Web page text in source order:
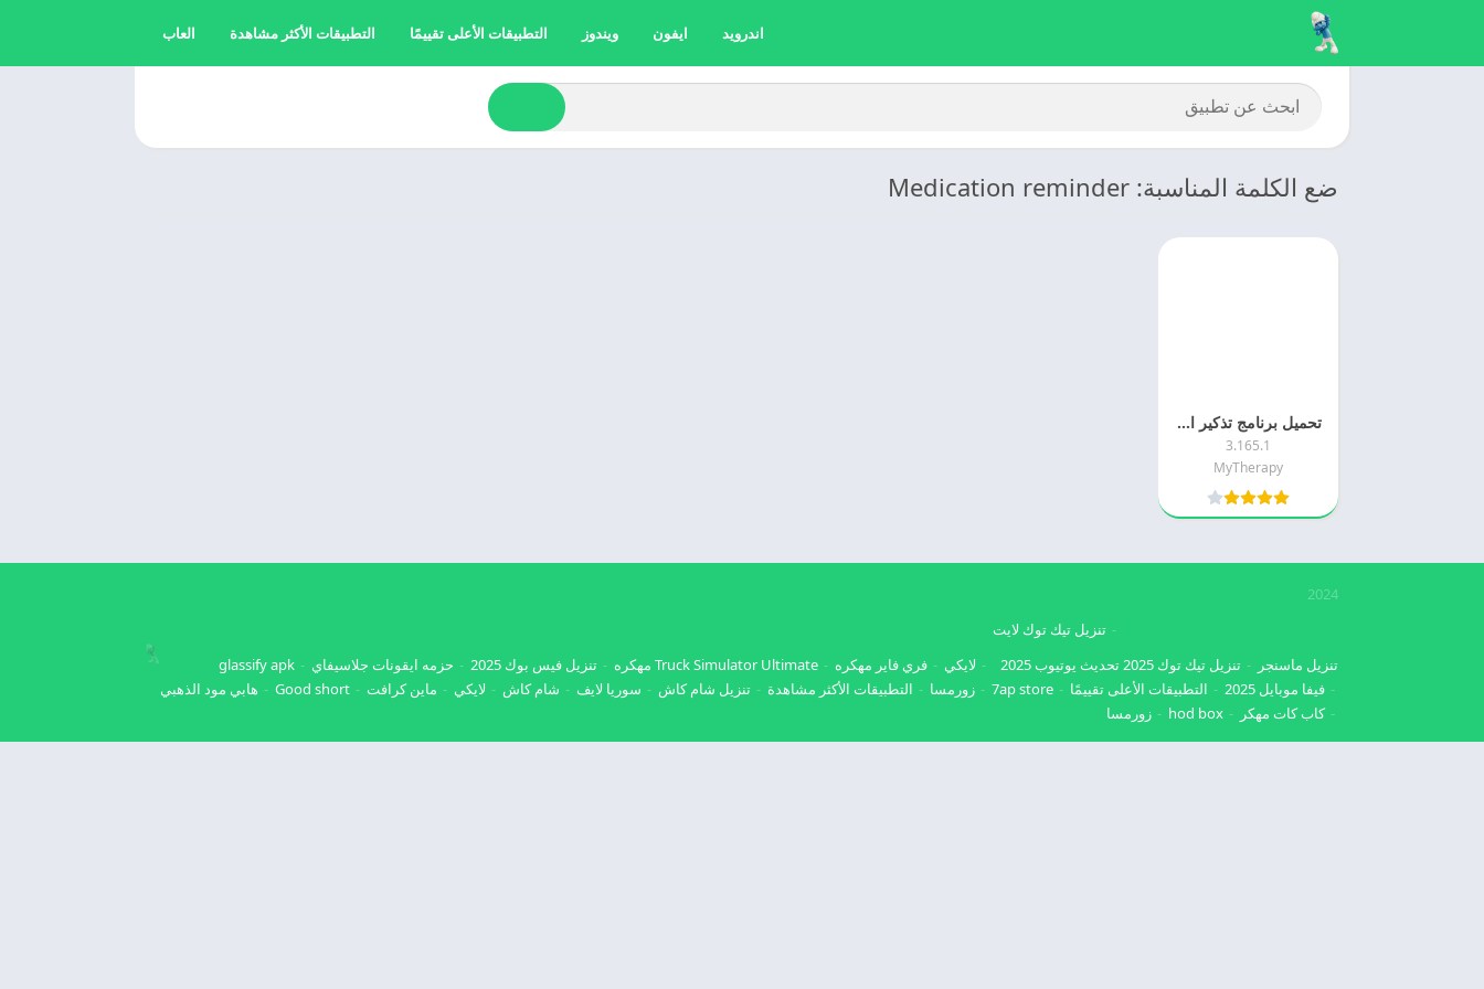
اندرويد ايفون ويندوز التطبيقات الأعلى تقييمًا التطبيقات الأكثر مشاهدة العاب
ضع الكلمة المناسبة: Medication reminder
تحميل برنامج تذكير اوقات الدواء MyTherapy اخر اصدار
3.165.1
MyTherapy
2024
تنزيل ماسنجر تنزيل تيك توك 2025
تنزيل تيك توك لايت
تحديث يوتيوب 2025
لايكي فري فاير مهكره Truck Simulator Ultimate مهكره تنزيل فيس بوك 2025 حزمه ايقونات جلاسيفاي
glassify apk
فيفا موبايل 2025
التطبيقات الأعلى تقييمًا 7ap store زورمسا التطبيقات الأكثر مشاهدة تنزيل شام كاش سوريا لايف شام كاش لايكي ماين كرافت Good short
هابي مود الذهبي
كاب كات مهكر
hod box زورمسا